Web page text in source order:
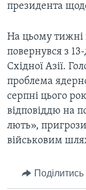
президента
На цьому
повернувся з
Східної Азії.
проблема
серпні цього
відповіддю на
лють»,
військовим
Поділитись